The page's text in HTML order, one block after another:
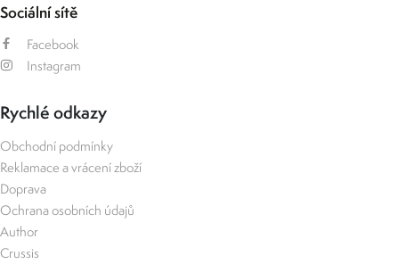
Sociální sítě
Facebook
Instagram
Rychlé odkazy
Obchodní podmínky
Reklamace a vrácení zboží
Doprava
Ochrana osobních údajů
Author
Crussis